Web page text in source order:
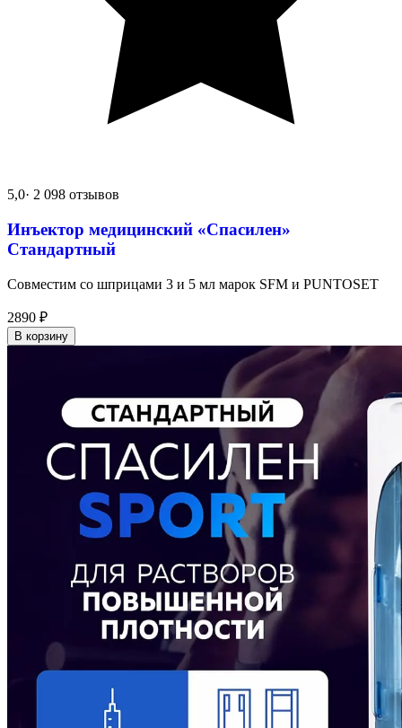
5,0· 2 098 отзывов
Инъектор медицинский «Спасилен»
Стандартный
Совместим со шприцами 3 и 5 мл марок SFM и PUNTOSET
2890 ₽
В корзину